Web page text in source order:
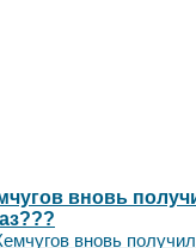
вновь